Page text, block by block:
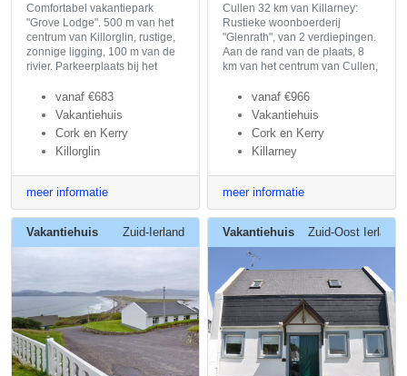
Comfortabel vakantiepark
"Grove Lodge". 500 m van het
centrum van Killorglin, rustige,
zonnige ligging, 100 m van de
rivier. Parkeerplaats bij het
vanaf €683
Vakantiehuis
Cork en Kerry
Killorglin
meer informatie
Cullen 32 km van Killarney:
Rustieke woonboerderij
"Glenrath", van 2 verdiepingen.
Aan de rand van de plaats, 8
km van het centrum van Cullen,
vanaf €966
Vakantiehuis
Cork en Kerry
Killarney
meer informatie
Vakantiehuis Zuid-Ierland Vakantiehuis Zuid-Oost Ierland